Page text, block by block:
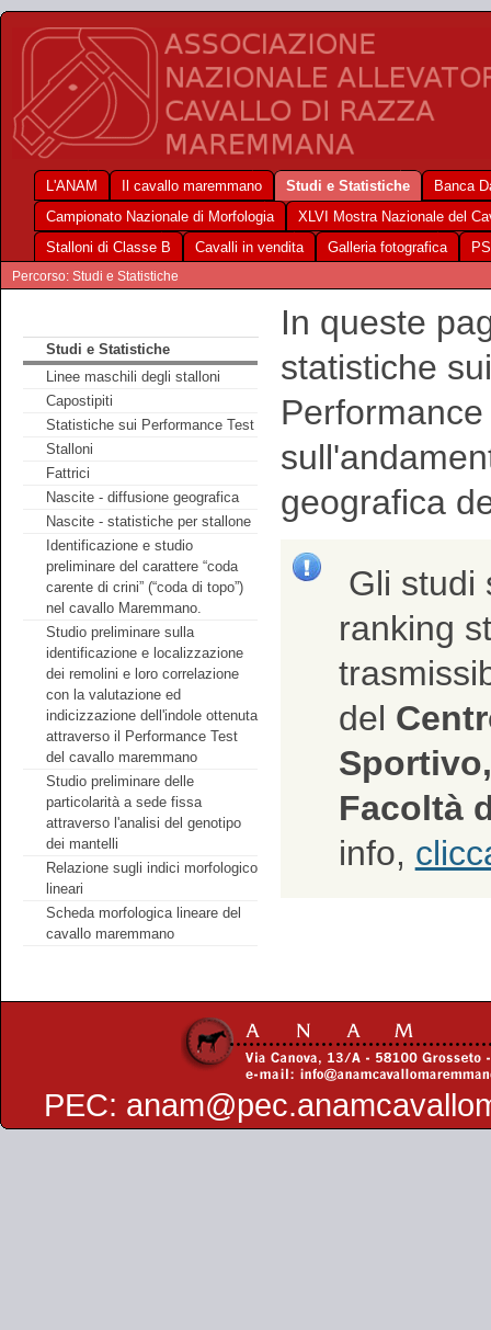
L'ANAM Il cavallo maremmano Studi e Statistiche
Banca
Campionato Nazionale di Morfologia
XLVI Mostra Nazionale del
Stalloni di Classe B
Cavalli in vendita Galleria fotografica
Percorso: Studi e Statistiche
Studi e Statistiche
Linee maschili degli stalloni
Capostipiti
Statistiche sui Performance Test
Stalloni
Fattrici
Nascite - diffusione geografica
Nascite - statistiche per stallone
Identificazione e studio
preliminare del carattere “coda
carente di crini” (“coda di topo”)
nel cavallo Maremmano.
Studio preliminare sulla
identificazione e localizzazione
dei remolini e loro correlazione
con la valutazione ed
indicizzazione dell'indole ottenuta
attraverso il Performance Test
del cavallo maremmano
Studio preliminare delle
particolarità a sede fissa
attraverso l'analisi del genotipo
dei mantelli
Relazione sugli indici morfologico
lineari
Scheda morfologica lineare del
cavallo maremmano
In queste
statistiche
geografica
Gli studi
ranking
del
Facoltà
info,
PEC: